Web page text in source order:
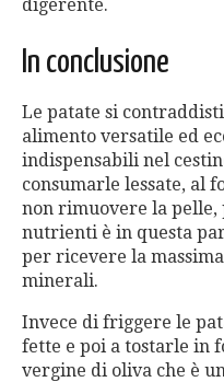
digerente.
In conclusione
Le patate si
alimento versatile ed
indispensabili nel
consumarle lessate, al
non rimuovere la pelle,
nutrienti è in questa
per ricevere la
minerali.
Invece di friggere le
fette e poi a tostarle in
vergine di oliva che è